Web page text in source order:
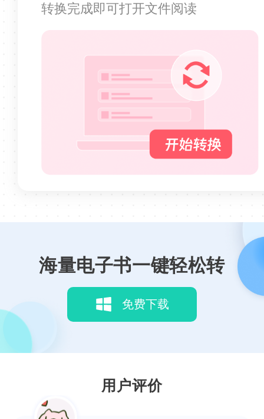
转换完成即可打开文件阅读
海量电子书一键轻松转
免费下载
用户评价
上手很简单，轻松将EPUB格式文件转为
MOBI、AZW3格式！
转换的效果很好
转换的效果很好，文字格式都没有变，非常